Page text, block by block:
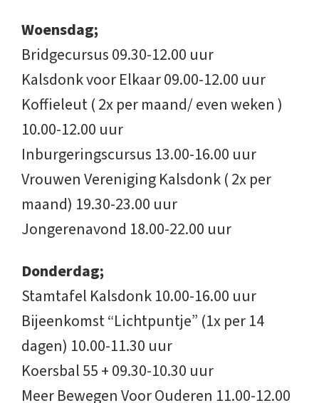
Woensdag;
Bridgecursus 09.30-12.00 uur
Kalsdonk voor Elkaar 09.00-12.00 uur
Koffieleut ( 2x per maand/ even weken )
10.00-12.00 uur
Inburgeringscursus 13.00-16.00 uur
Vrouwen Vereniging Kalsdonk ( 2x per
maand) 19.30-23.00 uur
Jongerenavond 18.00-22.00 uur
Donderdag;
Stamtafel Kalsdonk 10.00-16.00 uur
Bijeenkomst “Lichtpuntje” (1x per 14
dagen) 10.00-11.30 uur
Koersbal 55 + 09.30-10.30 uur
Meer Bewegen Voor Ouderen 11.00-12.00